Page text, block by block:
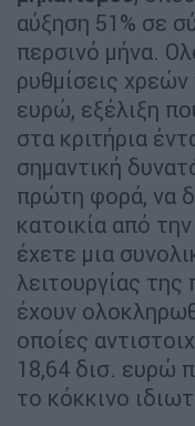
αύξηση 51% σε
περσινό μήνα.
ρυθμίσεις χρεών
ευρώ, εξέλιξη
στα κριτήρια
σημαντική
πρώτη φορά, να
κατοικία από
έχετε μια
λειτουργίας
έχουν
οποίες
18,64 δισ. ευρώ
το κόκκινο